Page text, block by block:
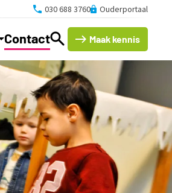
030 688 3760 Ouderportaal
Contact Maak kennis